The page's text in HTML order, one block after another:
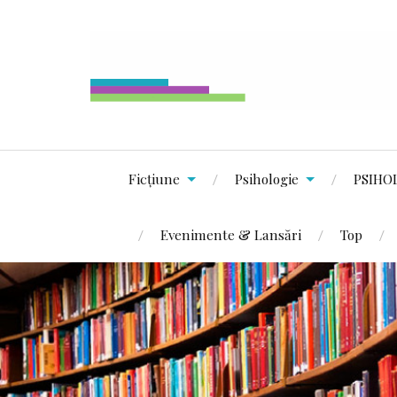
Ficțiune Psihologie
Evenimente & Lansări Top